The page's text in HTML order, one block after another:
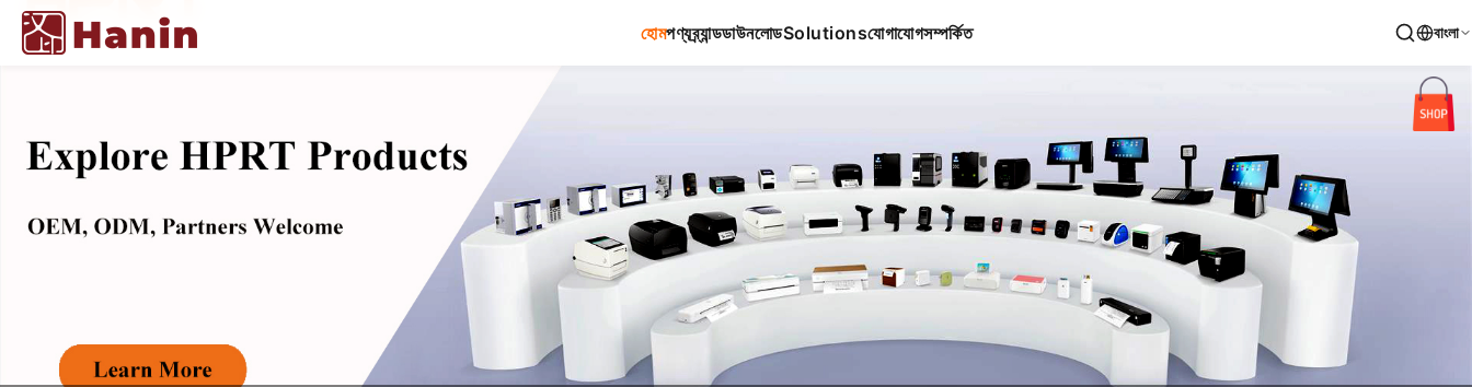
হোমপণ্যব্র্যান্ডডাউনলোডSolutionsযোগাযোগসম্পর্কিত বাংলা